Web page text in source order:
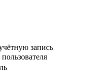
запись